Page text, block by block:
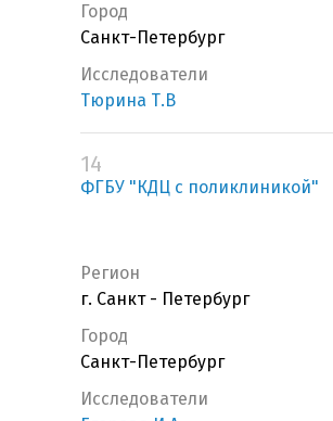
Город
Санкт-Петербург
Исследователи
Тюрина Т.В
14
ФГБУ "КДЦ с поликлиникой"
Регион
г. Санкт - Петербург
Город
Санкт-Петербург
Исследователи